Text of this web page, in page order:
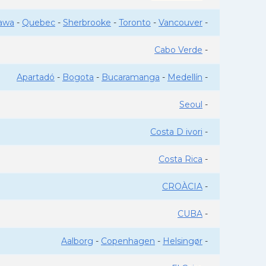
- Quebec - Sherbrooke - Toronto - Vancouver -
Cabo Verde -
Apartadó - Bogota - Bucaramanga - Medellín -
Seoul -
Costa D ivori -
Costa Rica -
CROÀCIA -
CUBA -
Aalborg - Copenhagen - Helsingør -